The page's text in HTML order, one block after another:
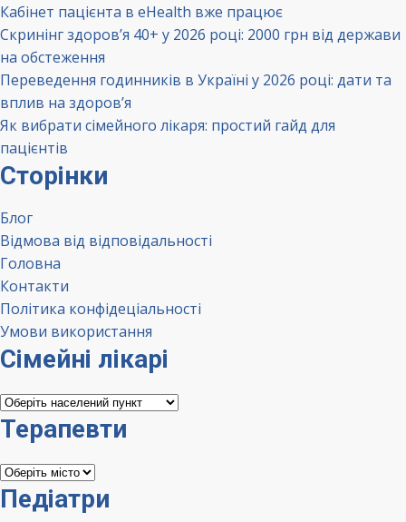
Кабінет пацієнта в eHealth вже працює
Скринінг здоров’я 40+ у 2026 році: 2000 грн від держави
на обстеження
Переведення годинників в Україні у 2026 році: дати та
вплив на здоров’я
Як вибрати сімейного лікаря: простий гайд для
пацієнтів
Сторінки
Блог
Відмова від відповідальності
Головна
Контакти
Політика конфідеціальності
Умови використання
Сімейні лікарі
Сімейні
лікарі
Терапевти
Терапевти
Педіатри